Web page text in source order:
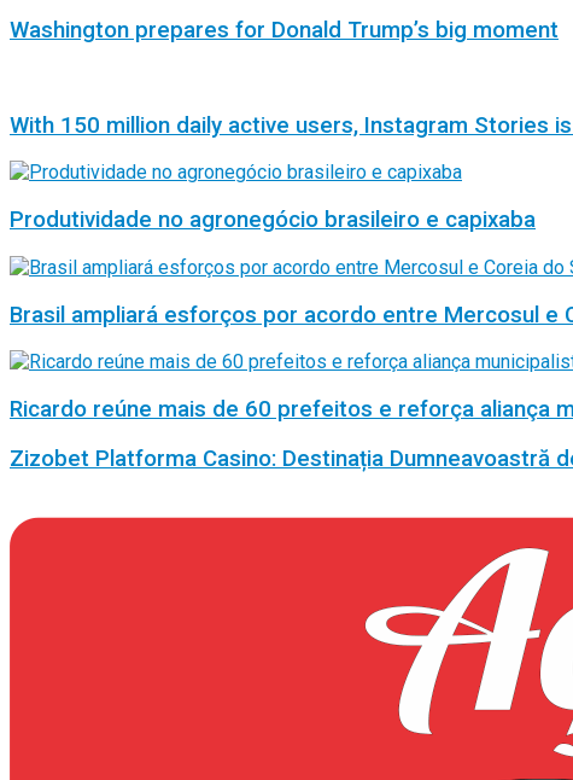
Washington prepares for Donald Trump’s big moment
With 150 million daily active users, Instagram Stories
Produtividade no agronegócio brasileiro e capixaba
Brasil ampliará esforços por acordo entre Mercosul e
Ricardo reúne mais de 60 prefeitos e reforça aliança
Zizobet Platforma Casino: Destinația Dumneavoastră